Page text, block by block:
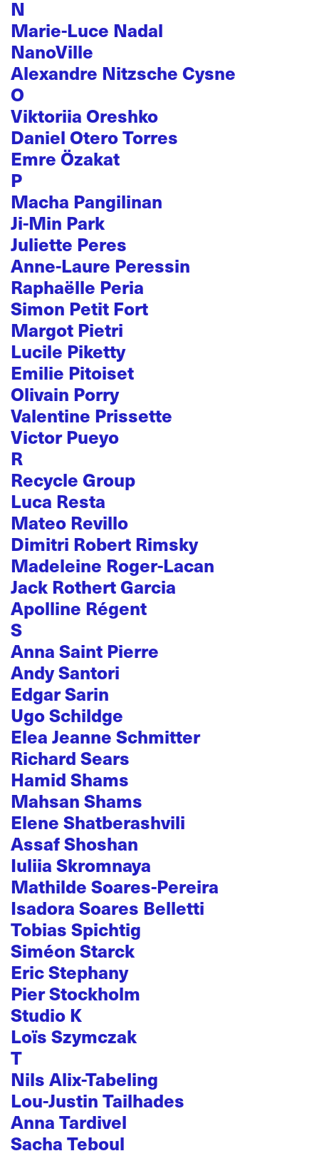
N
Marie-Luce Nadal
NanoVille
Alexandre Nitzsche Cysne
O
Viktoriia Oreshko
Daniel Otero Torres
Emre Özakat
P
Macha Pangilinan
Ji-Min Park
Juliette Peres
Anne-Laure Peressin
Raphaëlle Peria
Simon Petit Fort
Margot Pietri
Lucile Piketty
Emilie Pitoiset
Olivain Porry
Valentine Prissette
Victor Pueyo
R
Recycle Group
Luca Resta
Mateo Revillo
Dimitri Robert Rimsky
Madeleine Roger-Lacan
Jack Rothert Garcia
Apolline Régent
S
Anna Saint Pierre
Andy Santori
Edgar Sarin
Ugo Schildge
Elea Jeanne Schmitter
Richard Sears
Hamid Shams
Mahsan Shams
Elene Shatberashvili
Assaf Shoshan
Iuliia Skromnaya
Mathilde Soares-Pereira
Isadora Soares Belletti
Tobias Spichtig
Siméon Starck
Eric Stephany
Pier Stockholm
Studio K
Loïs Szymczak
T
Nils Alix-Tabeling
Lou-Justin Tailhades
Anna Tardivel
Sacha Teboul